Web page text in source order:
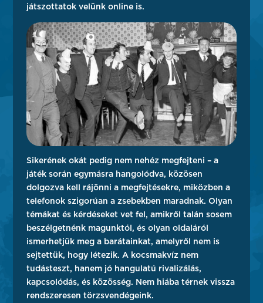
játszottatok velünk online is.
Sikerének okát pedig nem nehéz megfejteni – a
játék során egymásra hangolódva, közösen
dolgozva kell rájönni a megfejtésekre, miközben a
telefonok szigorúan a zsebekben maradnak. Olyan
témákat és kérdéseket vet fel, amikről talán sosem
beszélgetnénk magunktól, és olyan oldaláról
ismerhetjük meg a barátainkat, amelyről nem is
sejtettük, hogy létezik. A kocsmakvíz nem
tudásteszt, hanem jó hangulatú rivalizálás,
kapcsolódás, és közösség. Nem hiába térnek vissza
rendszeresen törzsvendégeink.